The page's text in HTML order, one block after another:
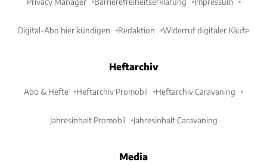
Digital-Abo hier kündigen Redaktion Widerruf digitaler Käufe
Heftarchiv
Abo & Hefte Heftarchiv Promobil Heftarchiv Caravaning
Jahresinhalt Promobil Jahresinhalt Caravaning
Media